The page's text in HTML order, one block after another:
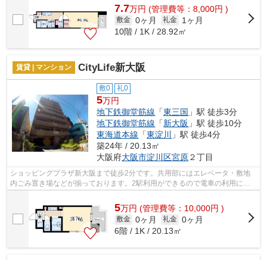
7.7万円 (管理費等：8,000円 )
敷金 0ヶ月 礼金
1ヶ月
10階 / 1K / 28.92㎡
賃貸 | マンション CityLife新大阪
敷0 礼0
5万円
地下鉄御堂筋線 「東三国 」駅 徒歩3分
地下鉄御堂筋線 「新大阪 」駅 徒歩10分
東海道本線 「東淀川
」駅 徒歩4分
築24年 / 20.13㎡
大阪府大阪市淀川区宮原２丁目
ショッピングプラザ新大阪まで徒歩2分です。共用部にはエレベータ・敷地
内ごみ置き場などが揃っております。2駅利用ができるので電車の利用に役
5万円 (管理費等：10,000円 )
敷金 0ヶ月 礼金 0ヶ月
6階 / 1K / 20.13㎡